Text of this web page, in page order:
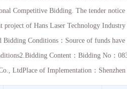
Competitive Bidding. The tender
project of Hans Laser Technology
Bidding Conditions ： Source of funds
Content ： Bidding No ：
LtdPlace of Implementation ：